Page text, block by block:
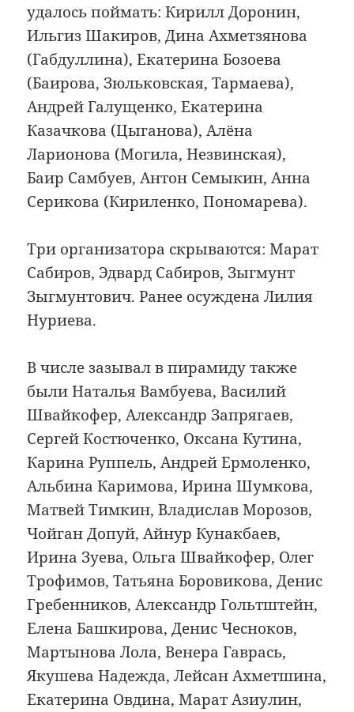
удалось поймать: Кирилл Доронин,
Ильгиз Шакиров, Дина Ахметзянова
(Габдуллина), Екатерина Бозоева
(Баирова, Зюльковская, Тармаева),
Андрей Галущенко, Екатерина
Казачкова (Цыганова), Алёна
Ларионова (Могила, Незвинская),
Баир Самбуев, Антон Семыкин, Анна
Серикова (Кириленко, Пономарева).
Три организатора скрываются: Марат
Сабиров, Эдвард Сабиров, Зыгмунт
Зыгмунтович. Ранее осуждена Лилия
Нуриева.
В числе зазывал в пирамиду также
были Наталья Вамбуева, Василий
Швайкофер, Александр Запрягаев,
Сергей Костюченко, Оксана Кутина,
Карина Руппель, Андрей Ермоленко,
Альбина Каримова, Ирина Шумкова,
Матвей Тимкин, Владислав Морозов,
Чойган Допуй, Айнур Кунакбаев,
Ирина Зуева, Ольга Швайкофер, Олег
Трофимов, Татьяна Боровикова, Денис
Гребенников, Александр Гольтштейн,
Елена Башкирова, Денис Чесноков,
Мартынова Лола, Венера Гаврась,
Якушева Надежда, Лейсан Ахметшина,
Екатерина Овдина, Марат Азиулин,